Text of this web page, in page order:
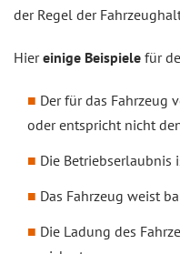
der Regel der
Hiereinige Beispiele für
Der für das Fahrzeug
oder entspricht nicht
Die Betriebserlaubnis
Das Fahrzeug weist
Die Ladung des